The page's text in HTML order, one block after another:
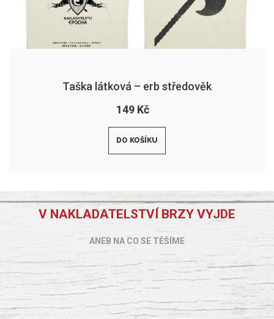
Taška látková – erb středověk
149 Kč
DO KOŠÍKU
V NAKLADATELSTVÍ BRZY VYJDE
ANEB NA CO SE TĚŠÍME